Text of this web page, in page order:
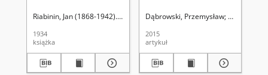
Riabinin, Jan (1868-1942). Wyd.
1934
książka
biografii
Dąbrowski, Przemysław
2015
artykuł